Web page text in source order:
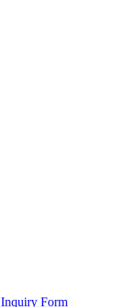
Inquiry Form